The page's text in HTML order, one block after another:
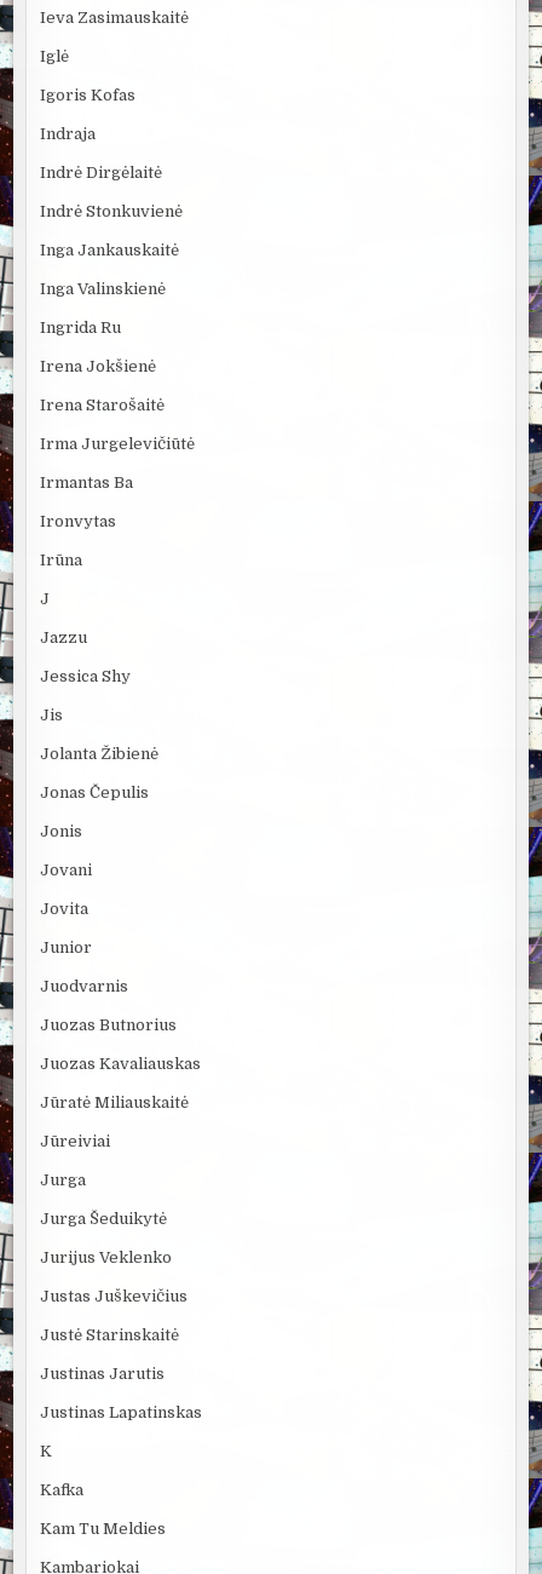
Ieva Zasimauskaitė
Iglė
Igoris Kofas
Indraja
Indrė Dirgėlaitė
Indrė Stonkuvienė
Inga Jankauskaitė
Inga Valinskienė
Ingrida Ru
Irena Jokšienė
Irena Starošaitė
Irma Jurgelevičiūtė
Irmantas Ba
Ironvytas
Irūna
J
Jazzu
Jessica Shy
Jis
Jolanta Žibienė
Jonas Čepulis
Jonis
Jovani
Jovita
Junior
Juodvarnis
Juozas Butnorius
Juozas Kavaliauskas
Jūratė Miliauskaitė
Jūreiviai
Jurga
Jurga Šeduikytė
Jurijus Veklenko
Justas Juškevičius
Justė Starinskaitė
Justinas Jarutis
Justinas Lapatinskas
K
Kafka
Kam Tu Meldies
Kambariokai